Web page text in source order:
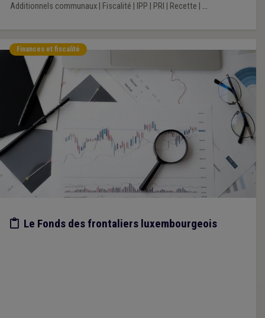
Additionnels communaux| Fiscalité IPP PRI Recette ...
Finances et fiscalité
Etude/chiffres
Le Fonds des frontaliers luxembourgeois